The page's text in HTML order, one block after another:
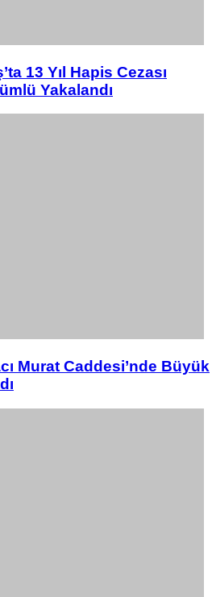
13 Yıl Hapis Cezası
Yakalandı
Murat Caddesi’nde Büyük